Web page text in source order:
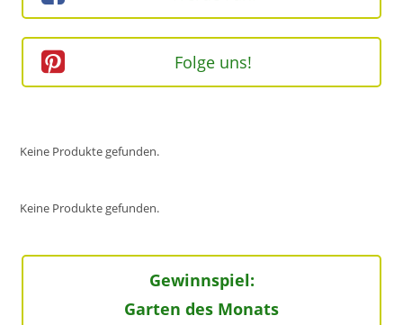
Folge uns!
Keine Produkte gefunden.
Keine Produkte gefunden.
Gewinnspiel:
Garten des Monats